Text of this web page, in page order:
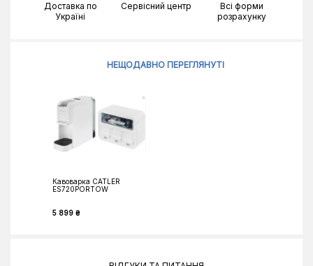
Доставка по
Україні
Сервісний центр
Всі форми
розрахунку
НЕЩОДАВНО ПЕРЕГЛЯНУТІ
Кавоварка CATLER
ES720PORTOW
5 899 ₴